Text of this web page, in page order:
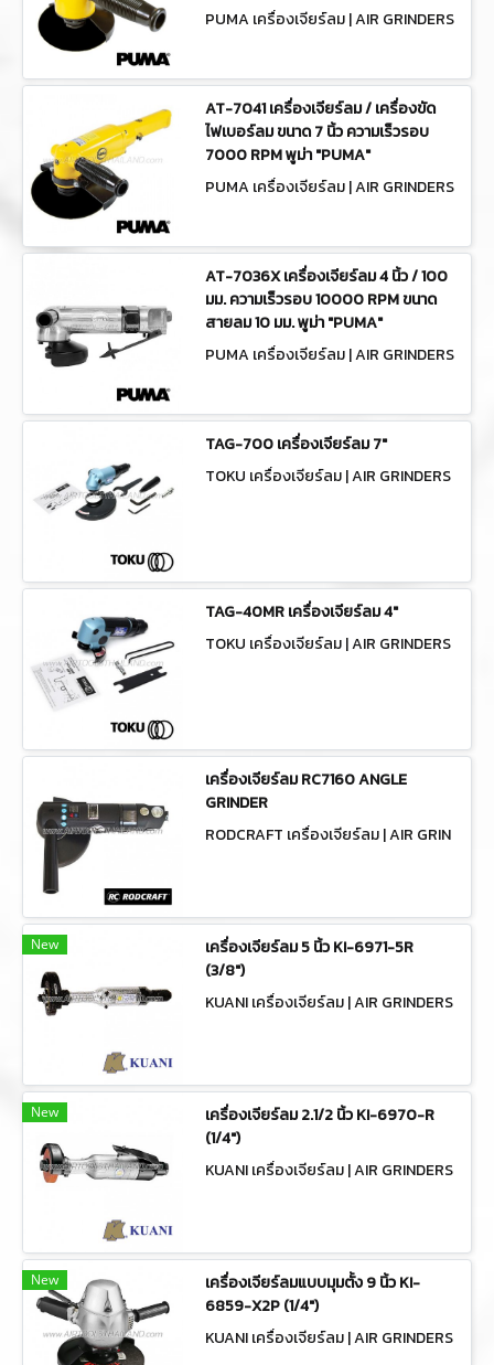
PUMA เครื่องเจียร์ลม | AIR GRINDERS
AT-7041 เครื่องเจียร์ลม / เครื่องขัด
ไฟเบอร์ลม ขนาด 7 นิ้ว ความเร็วรอบ
7000 RPM พูม่า "PUMA"
PUMA เครื่องเจียร์ลม | AIR GRINDERS
AT-7036X เครื่องเจียร์ลม 4 นิ้ว / 100
มม. ความเร็วรอบ 10000 RPM ขนาด
สายลม 10 มม. พูม่า "PUMA"
PUMA เครื่องเจียร์ลม | AIR GRINDERS
TAG-700 เครื่องเจียร์ลม 7"
TOKU เครื่องเจียร์ลม | AIR GRINDERS
TAG-40MR เครื่องเจียร์ลม 4"
TOKU เครื่องเจียร์ลม | AIR GRINDERS
เครื่องเจียร์ลม RC7160 ANGLE
GRINDER
RODCRAFT เครื่องเจียร์ลม | AIR GRIN
New
เครื่องเจียร์ลม 5 นิ้ว KI-6971-5R
(3/8")
KUANI เครื่องเจียร์ลม | AIR GRINDERS
New
เครื่องเจียร์ลม 2.1/2 นิ้ว KI-6970-R
(1/4")
KUANI เครื่องเจียร์ลม | AIR GRINDERS
New
เครื่องเจียร์ลมแบบมุมตั้ง 9 นิ้ว KI-
6859-X2P (1/4")
KUANI เครื่องเจียร์ลม | AIR GRINDERS